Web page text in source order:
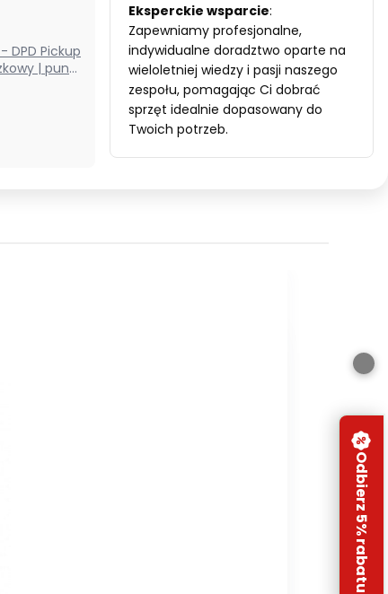
- DPD Pickup
| punkt
Eksperckie wsparcie:
Zapewniamy profesjonalne,
indywidualne doradztwo oparte na
wieloletniej wiedzy i pasji naszego
zespołu, pomagając Ci dobrać
sprzęt idealnie dopasowany do
Twoich potrzeb.
Odbierz 5% rabatu